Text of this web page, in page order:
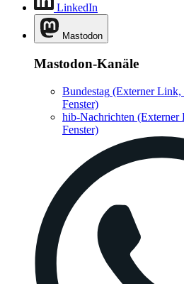
LinkedIn
Mastodon
Mastodon-Kanäle
Bundestag (Externer Link,
Fenster)
hib-Nachrichten (Externer
Fenster)